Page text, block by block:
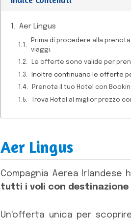
Aer Lingus
Prima di procedere alla
viaggi.
Le offerte sono valide per
Inoltre continuano le offerte
Prenota il tuo Hotel con
Trova Hotel al miglior prezzo
Aer Lingus
Compagnia Aerea Irlandese
tutti i voli con destinazione
Un'offerta unica per